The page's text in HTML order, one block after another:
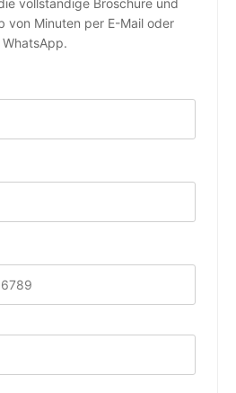
vollstandige Broschure und
von Minuten per E-Mail oder
WhatsApp.